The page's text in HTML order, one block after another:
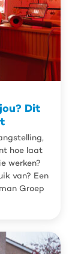
Dit
hoe laat
werken?
van? Een
Groep